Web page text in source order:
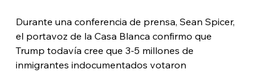
Durante una conferencia de prensa, Sean Spicer,
el portavoz de la Casa Blanca confirmo que
Trump todavía cree que 3-5 millones de
inmigrantes indocumentados votaron